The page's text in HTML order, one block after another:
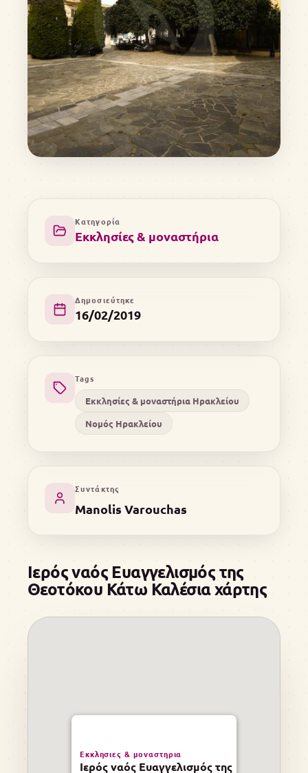
Κατηγορία
Εκκλησίες & μοναστήρια
Δημοσιεύτηκε
16/02/2019
Tags
Εκκλησίες & μοναστήρια Ηρακλείου
Νομός Ηρακλείου
Συντάκτης
Manolis Varouchas
Ιερός ναός Ευαγγελισμός της
Θεοτόκου Κάτω Καλέσια χάρτης
Εκκλησιες & μοναστηρια
Ιερός ναός Ευαγγελισμός της